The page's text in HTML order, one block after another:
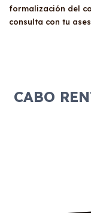
formalización del
consulta con tu
CABO